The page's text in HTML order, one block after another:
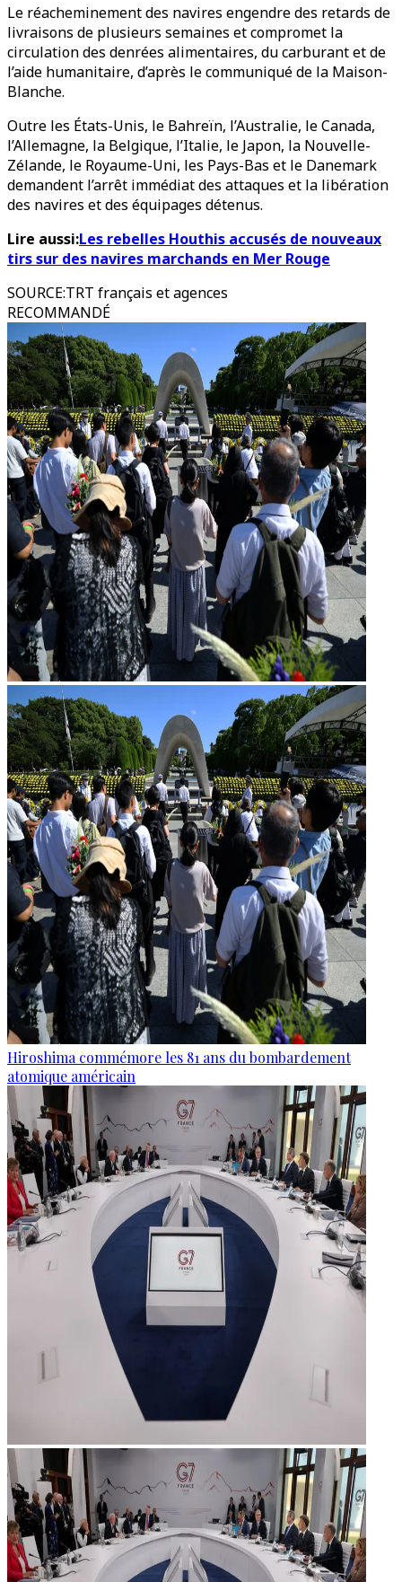
Le réacheminement des navires engendre des retards de
livraisons de plusieurs semaines et compromet la
circulation des denrées alimentaires, du carburant et de
l’aide humanitaire, d’après le communiqué de la Maison-
Blanche.
Outre les États-Unis, le Bahreïn, l’Australie, le Canada,
l’Allemagne, la Belgique, l’Italie, le Japon, la Nouvelle-
Zélande, le Royaume-Uni, les Pays-Bas et le Danemark
demandent l’arrêt immédiat des attaques et la libération
des navires et des équipages détenus.
Lire aussi:Les rebelles Houthis accusés de nouveaux
tirs sur des navires marchands en Mer Rouge
SOURCE:TRT français et agences
RECOMMANDÉ
Hiroshima commémore les 81 ans du bombardement
atomique américain